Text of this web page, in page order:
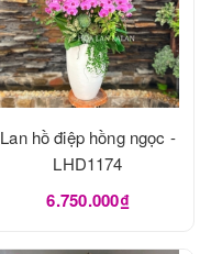
Lan hồ điệp hồng ngọc -
LHD1174
6.750.000₫